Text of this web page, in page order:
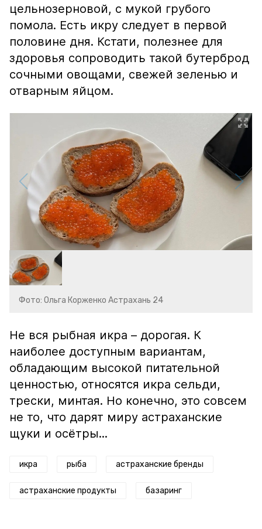
цельнозерновой, с мукой грубого
помола. Есть икру следует в первой
половине дня. Кстати, полезнее для
здоровья сопроводить такой бутерброд
сочными овощами, свежей зеленью и
отварным яйцом.
Фото: Ольга Корженко Астрахань 24
Не вся рыбная икра – дорогая. К
наиболее доступным вариантам,
обладающим высокой питательной
ценностью, относятся икра сельди,
трески, минтая. Но конечно, это совсем
не то, что дарят миру астраханские
щуки и осётры...
икра рыба астраханские бренды
астраханские продукты базаринг